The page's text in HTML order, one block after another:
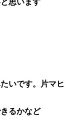
いです。片マヒ
るかなど